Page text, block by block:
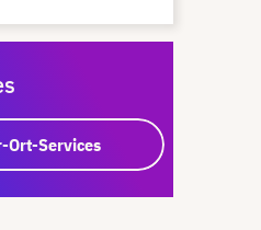
Ort-Services